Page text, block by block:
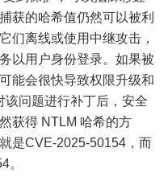
获的哈希值仍然可以被利
们离线或使用中继攻击，
以用户身份登录。如果被
能会很快导致权限升级和
该问题进行补丁后，安全
获得 NTLM 哈希的方
是CVE-2025-50154，而
。